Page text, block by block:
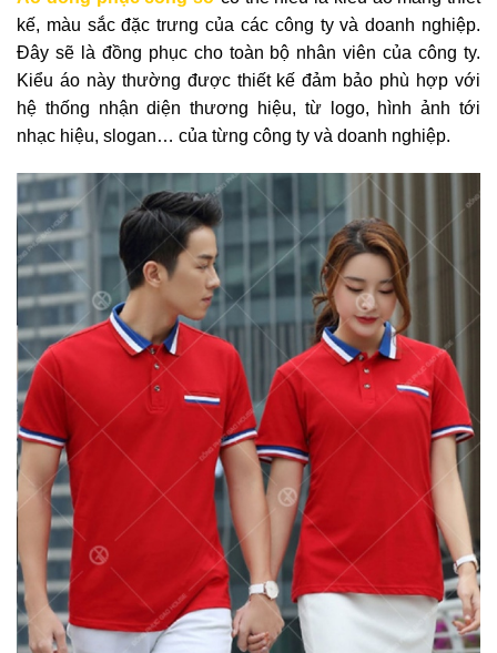
kế, màu sắc đặc trưng của các công ty và doanh nghiệp.
Đây sẽ là đồng phục cho toàn bộ nhân viên của công ty.
Kiểu áo này thường được thiết kế đảm bảo phù hợp với
hệ thống nhận diện thương hiệu, từ logo, hình ảnh tới
nhạc hiệu, slogan… của từng công ty và doanh nghiệp.